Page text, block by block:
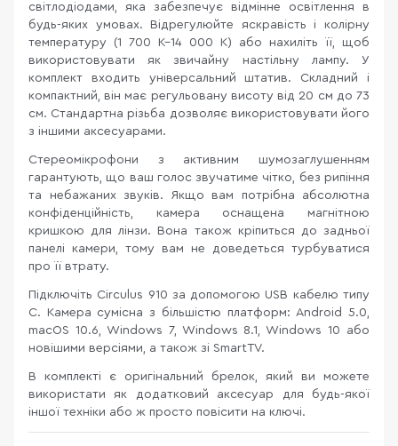
світлодіодами, яка забезпечує відмінне освітлення в
будь-яких умовах. Відрегулюйте яскравість і колірну
температуру (1 700 K–14 000 K) або нахиліть її, щоб
використовувати як звичайну настільну лампу. У
комплект входить універсальний штатив. Складний і
компактний, він має регульовану висоту від 20 см до 73
см. Стандартна різьба дозволяє використовувати його
з іншими аксесуарами.
Стереомікрофони з активним шумозаглушенням
гарантують, що ваш голос звучатиме чітко, без рипіння
та небажаних звуків. Якщо вам потрібна абсолютна
конфіденційність, камера оснащена магнітною
кришкою для лінзи. Вона також кріпиться до задньої
панелі камери, тому вам не доведеться турбуватися
про її втрату.
Підключіть Circulus 910 за допомогою USB кабелю типу
C. Камера сумісна з більшістю платформ: Android 5.0,
macOS 10.6, Windows 7, Windows 8.1, Windows 10 або
новішими версіями, а також зі SmartTV.
В комплекті є оригінальний брелок, який ви можете
використати як додатковий аксесуар для будь-якої
іншої техніки або ж просто повісити на ключі.